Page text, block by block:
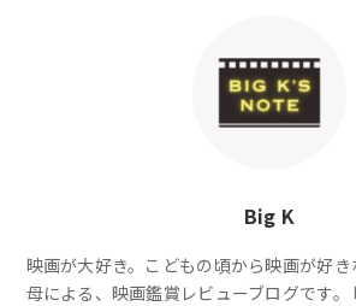
Big K
映画が大好き。こどもの頃から映画が好
母による、映画鑑賞レビューブログです